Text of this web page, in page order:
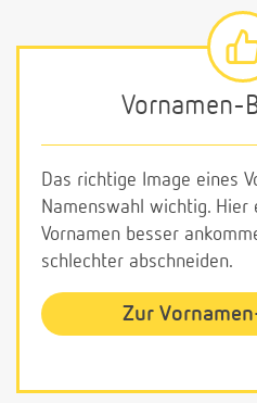
Vornamen-
Das richtige Image eines
Namenswahl wichtig. Hier
Vornamen besser
schlechter abschneiden.
Zur